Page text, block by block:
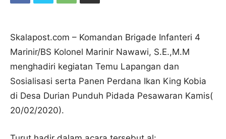
Skalapost.com – Komandan Brigade Infanteri 4
Marinir/BS Kolonel Marinir Nawawi, S.E.,M.M
menghadiri kegiatan Temu Lapangan dan
Sosialisasi serta Panen Perdana Ikan King Kobia
di Desa Durian Punduh Pidada Pesawaran Kamis(
20/02/2020).